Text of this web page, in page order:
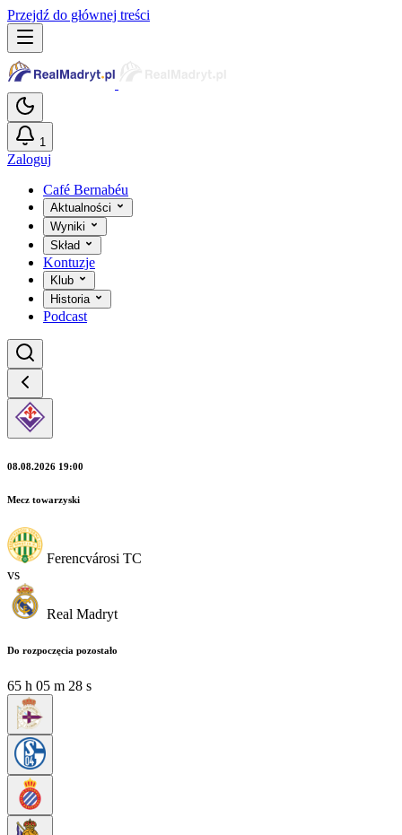
Przejdź do głównej treści
1
Zaloguj
Café Bernabéu
Aktualności
Wyniki
Skład
Kontuzje
Klub
Historia
Podcast
08.08.2026 19:00
Mecz towarzyski
Ferencvárosi TC
vs
Real Madryt
Do rozpoczęcia pozostało
65 h 05 m 28 s